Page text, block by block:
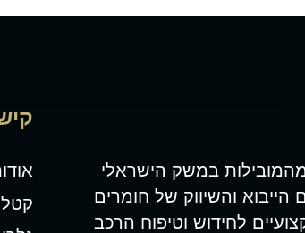
במשק הישראלי
והשיווק של חומרים
לחידוש וטיפוח הרכב